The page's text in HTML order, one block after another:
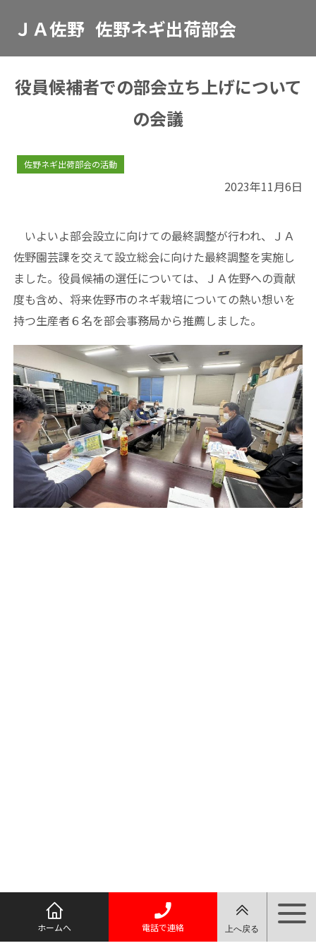
ＪＡ佐野 佐野ネギ出荷部会
役員候補者での部会立ち上げについて
の会議
佐野ネギ出荷部会の活動
2023年11月6日
いよいよ部会設立に向けての最終調整が行われ、ＪＡ
佐野園芸課を交えて設立総会に向けた最終調整を実施し
ました。役員候補の選任については、ＪＡ佐野への貢献
度も含め、将来佐野市のネギ栽培についての熱い想いを
持つ生産者６名を部会事務局から推薦しました。
ホームへ 電話で連絡